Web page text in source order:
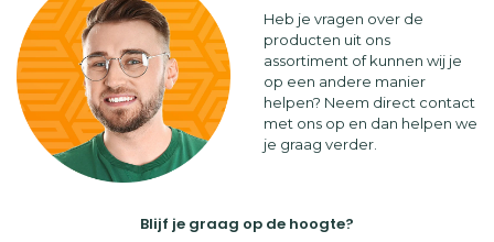
Heb je vragen over de
producten uit ons
assortiment of kunnen wij je
op een andere manier
helpen? Neem direct contact
met ons op en dan helpen we
je graag verder.
Blijf je graag op de hoogte?